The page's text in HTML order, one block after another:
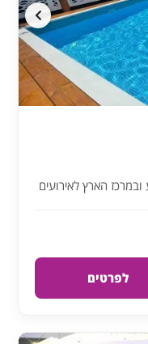
ובמרכז הארץ לאירועים
לפרטים